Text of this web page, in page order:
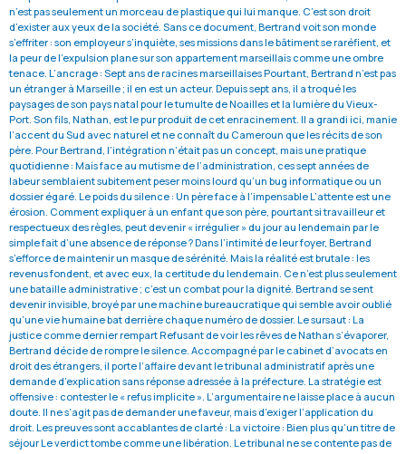
n’est pas seulement un morceau de plastique qui lui manque. C’est son droit
d’exister aux yeux de la société. Sans ce document, Bertrand voit son monde
s’effriter : son employeur s’inquiète, ses missions dans le bâtiment se raréfient, et
la peur de l’expulsion plane sur son appartement marseillais comme une ombre
tenace. L’ancrage : Sept ans de racines marseillaises Pourtant, Bertrand n’est pas
un étranger à Marseille ; il en est un acteur. Depuis sept ans, il a troqué les
paysages de son pays natal pour le tumulte de Noailles et la lumière du Vieux-
Port. Son fils, Nathan, est le pur produit de cet enracinement. Il a grandi ici, manie
l’accent du Sud avec naturel et ne connaît du Cameroun que les récits de son
père. Pour Bertrand, l’intégration n’était pas un concept, mais une pratique
quotidienne : Mais face au mutisme de l’administration, ces sept années de
labeur semblaient subitement peser moins lourd qu’un bug informatique ou un
dossier égaré. Le poids du silence : Un père face à l’impensable L’attente est une
érosion. Comment expliquer à un enfant que son père, pourtant si travailleur et
respectueux des règles, peut devenir « irrégulier » du jour au lendemain par le
simple fait d’une absence de réponse ? Dans l’intimité de leur foyer, Bertrand
s’efforce de maintenir un masque de sérénité. Mais la réalité est brutale : les
revenus fondent, et avec eux, la certitude du lendemain. Ce n’est plus seulement
une bataille administrative ; c’est un combat pour la dignité. Bertrand se sent
devenir invisible, broyé par une machine bureaucratique qui semble avoir oublié
qu’une vie humaine bat derrière chaque numéro de dossier. Le sursaut : La
justice comme dernier rempart Refusant de voir les rêves de Nathan s’évaporer,
Bertrand décide de rompre le silence. Accompagné par le cabinet d’avocats en
droit des étrangers, il porte l’affaire devant le tribunal administratif après une
demande d’explication sans réponse adressée à la préfecture. La stratégie est
offensive : contester le « refus implicite ». L’argumentaire ne laisse place à aucun
doute. Il ne s’agit pas de demander une faveur, mais d’exiger l’application du
droit. Les preuves sont accablantes de clarté : La victoire : Bien plus qu’un titre de
séjour Le verdict tombe comme une libération. Le tribunal ne se contente pas de